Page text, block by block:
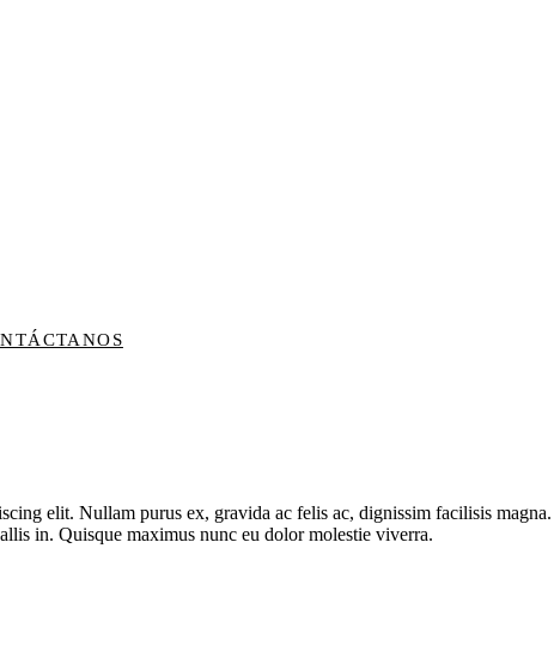
elit. Nullam purus ex, gravida ac felis ac, dignissim facilisis
in. Quisque maximus nunc eu dolor molestie viverra.